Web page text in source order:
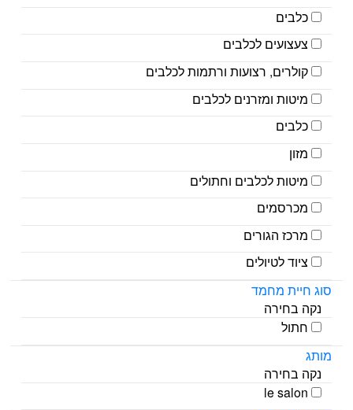
כלבים
צעצועים לכלבים
קולרים, רצועות ורתמות לכלבים
מיטות ומזרנים לכלבים
כלבים
מזון
מיטות לכלבים וחתולים
מכרסמים
מרכז הגורים
ציוד לטיולים
סוג חיית מחמד
נקה בחירה
חתול
מותג
נקה בחירה
le salon